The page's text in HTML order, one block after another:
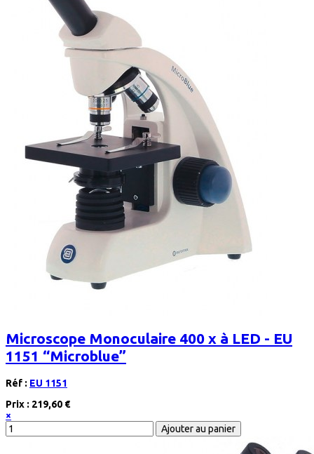
Microscope Monoculaire 400 x à LED - EU
1151 “Microblue”
Réf : EU 1151
Prix : 219,60 €
×